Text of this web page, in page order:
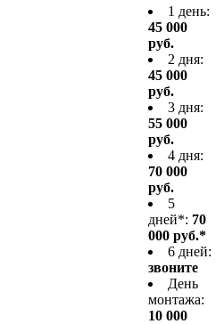
1 день:
45 000
руб.
2 дня:
45 000
руб.
3 дня:
55 000
руб.
4 дня:
70 000
руб.
5
дней*: 70
000 руб.*
6 дней:
звоните
День
монтажа:
10 000